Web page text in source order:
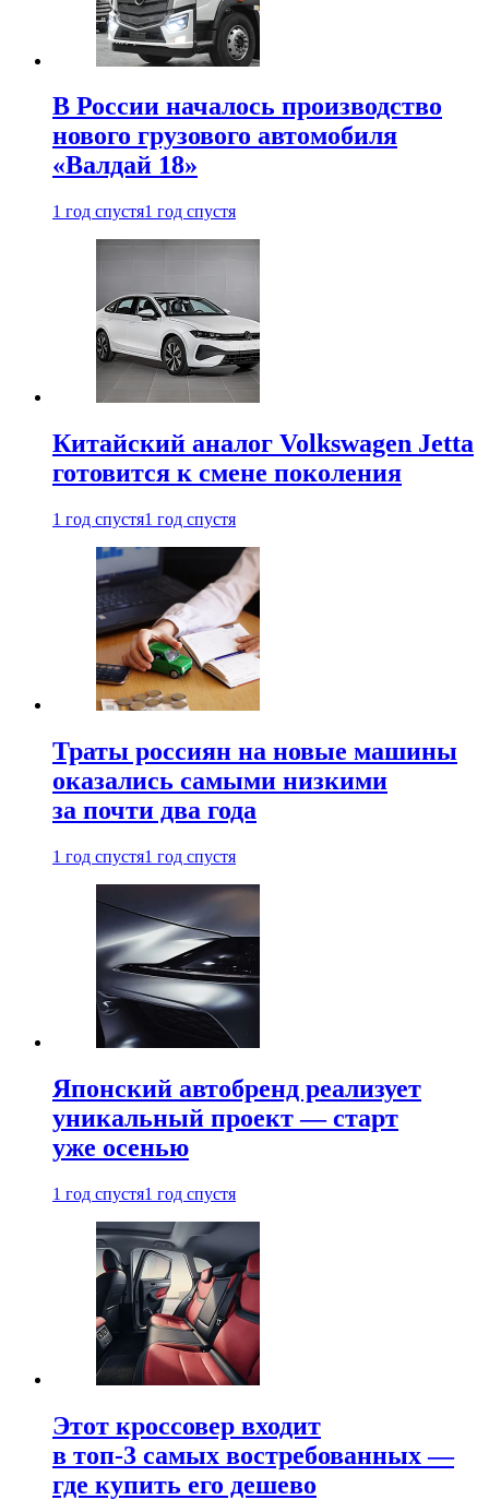
В России началось производство
нового грузового автомобиля
«Валдай 18»
1 год спустя1 год спустя
Китайский аналог Volkswagen Jetta
готовится к смене поколения
1 год спустя1 год спустя
Траты россиян на новые машины
оказались самыми низкими
за почти два года
1 год спустя1 год спустя
Японский автобренд реализует
уникальный проект — старт
уже осенью
1 год спустя1 год спустя
Этот кроссовер входит
в топ-3 самых востребованных —
где купить его дешево